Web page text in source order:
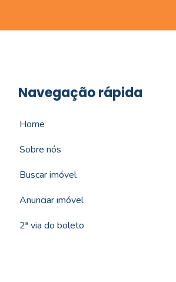
Navegação rápida
Home
Sobre nós
Buscar imóvel
Anunciar imóvel
2ª via do boleto